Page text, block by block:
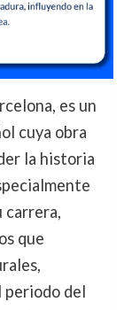
es un
cuya obra
la historia
carrera,
que
periodo del